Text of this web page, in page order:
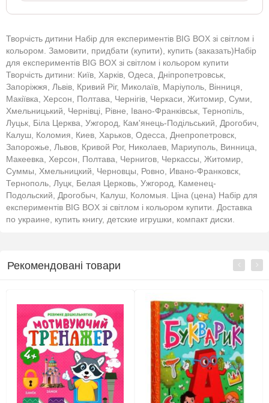
Творчість дитини Набір для експериментів BIG BOX зі світлом і
кольором. Замовити, придбати (купити), купить (заказать)Набір
для експериментів BIG BOX зі світлом і кольором купити
Творчість дитини: Київ, Харків, Одеса, Дніпропетровськ,
Запоріжжя, Львів, Кривий Ріг, Миколаїв, Маріуполь, Вінниця,
Макіївка, Херсон, Полтава, Чернігів, Черкаси, Житомир, Суми,
Хмельницький, Чернівці, Рівне, Івано-Франківськ, Тернопіль,
Луцьк, Біла Церква, Ужгород, Кам'янець-Подільський, Дрогобич,
Калуш, Коломия, Киев, Харьков, Одесса, Днепропетровск,
Запорожье, Львов, Кривой Рог, Николаев, Мариуполь, Винница,
Макеевка, Херсон, Полтава, Чернигов, Черкассы, Житомир,
Суммы, Хмельницкий, Черновцы, Ровно, Ивано-Франковск,
Тернополь, Луцк, Белая Церковь, Ужгород, Каменец-
Подольский, Дрогобыч, Калуш, Коломыя. Ціна (цена) Набір для
експериментів BIG BOX зі світлом і кольором купити. Доставка
по украине, купить книгу, детские игрушки, компакт диски.
Рекомендовані товари